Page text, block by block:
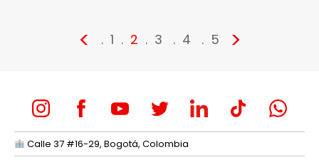
< 1 2 3 4 5 >
Calle 37 #16-29, Bogotá, Colombia